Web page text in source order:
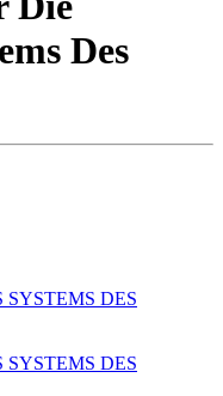
Des
DES
DES